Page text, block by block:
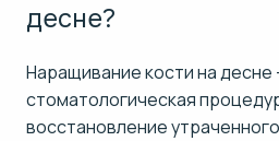
десне?
Наращивание кости на десне
стоматологическая
восстановление